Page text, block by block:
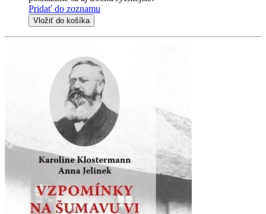
Pridať do zoznamu
Vložiť do košíka